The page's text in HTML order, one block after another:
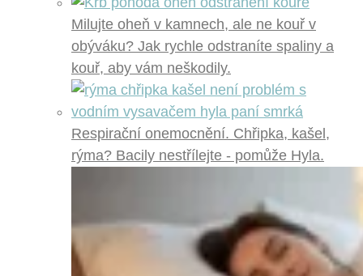
Milujte oheň v kamnech, ale ne kouř v
obýváku? Jak rychle odstraníte spaliny a
kouř, aby vám neškodily.
Respirační onemocnění. Chřipka, kašel,
rýma? Bacily nestřílejte - pomůže Hyla.